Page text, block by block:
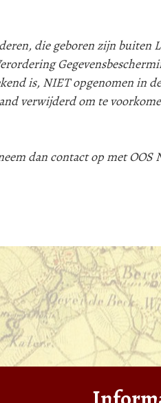
die geboren zijn buiten
is, NIET opgenomen in
verwijderd om te
dan contact op met OOS